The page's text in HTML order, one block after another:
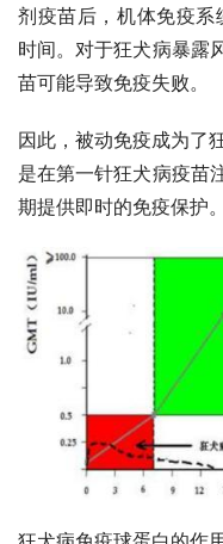
剂疫苗后，机体免疫系
时间。对于狂犬病暴露
苗可能导致免疫失败。
因此，被动免疫成为了
是在第一针狂犬病疫苗
期提供即时的免疫保护。